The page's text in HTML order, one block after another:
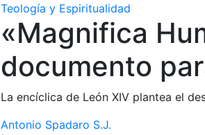
Teología y Espiritualidad
«Magnifica
documento
La encíclica de León XIV plantea el
Antonio Spadaro S.J.